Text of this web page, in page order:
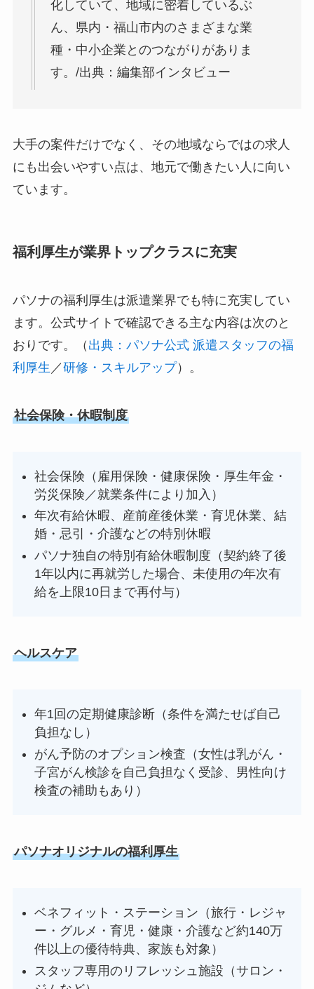
化していて、地域に密着しているぶ
ん、県内・福山市内のさまざまな業
種・中小企業とのつながりがありま
す。/出典：編集部インタビュー
大手の案件だけでなく、その地域ならではの求人
にも出会いやすい点は、地元で働きたい人に向い
ています。
福利厚生が業界トップクラスに充実
パソナの福利厚生は派遣業界でも特に充実してい
ます。公式サイトで確認できる主な内容は次のと
おりです。（ 出典：パソナ公式 派遣スタッフの福
利厚生 ／研修・スキルアップ）。
社会保険・休暇制度
社会保険（雇用保険・健康保険・厚生年金・
労災保険／就業条件により加入）
年次有給休暇、産前産後休業・育児休業、結
婚・忌引・介護などの特別休暇
パソナ独自の特別有給休暇制度（契約終了後
1年以内に再就労した場合、未使用の年次有
給を上限10日まで再付与）
ヘルスケア
年1回の定期健康診断（条件を満たせば自己
負担なし）
がん予防のオプション検査（女性は乳がん・
子宮がん検診を自己負担なく受診、男性向け
検査の補助もあり）
パソナオリジナルの福利厚生
ベネフィット・ステーション（旅行・レジャ
ー・グルメ・育児・健康・介護など約140万
件以上の優待特典、家族も対象）
スタッフ専用のリフレッシュ施設（サロン・